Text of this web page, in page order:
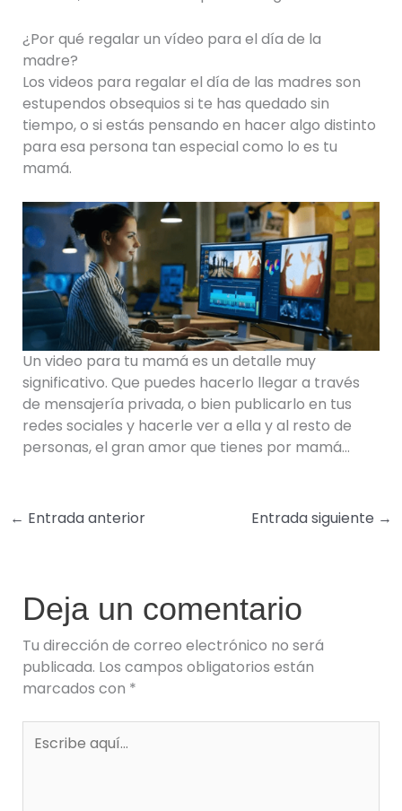
¿Por qué regalar un vídeo para el día de la
madre?
Los videos para regalar el día de las madres son
estupendos obsequios si te has quedado sin
tiempo, o si estás pensando en hacer algo distinto
para esa persona tan especial como lo es tu
mamá.
Un video para tu mamá es un detalle muy
significativo. Que puedes hacerlo llegar a través
de mensajería privada, o bien publicarlo en tus
redes sociales y hacerle ver a ella y al resto de
personas, el gran amor que tienes por mamá…
← Entrada anterior Entrada siguiente →
Deja un comentario
Tu dirección de correo electrónico no será
publicada. Los campos obligatorios están
marcados con *
aquí...